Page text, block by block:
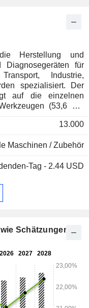
Herstellung und
Diagnosegeräten für
Industrie,
spezialisiert. Der
auf die einzelnen
Elektrowerkzeuge
Schneiden und
-software (23,4 %); -
Batterieladegeräte
13.000
Maschinen / Zubehör
Tag - 2.44 USD
Schätzungen